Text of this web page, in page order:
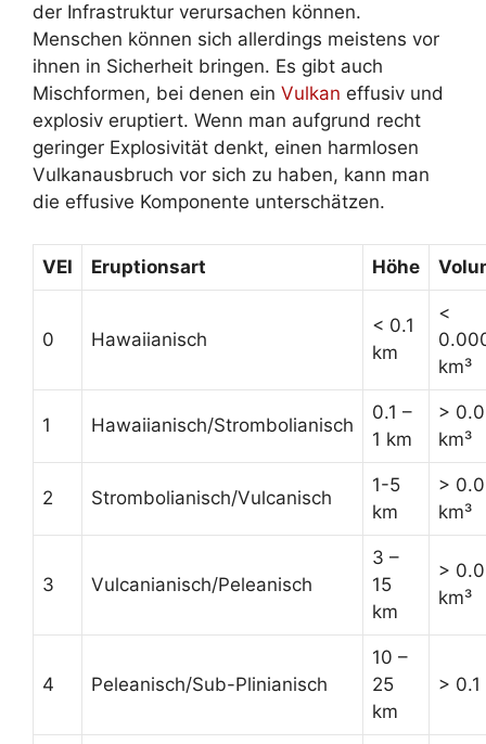
der Infrastruktur verursachen können.
Menschen können sich allerdings meistens vor
ihnen in Sicherheit bringen. Es gibt auch
Mischformen, bei denen ein Vulkan effusiv und
explosiv eruptiert. Wenn man aufgrund recht
geringer Explosivität denkt, einen harmlosen
Vulkanausbruch vor sich zu haben, kann man
die effusive Komponente unterschätzen.
VEI Eruptionsart Höhe
0 Hawaiianisch
< 0.1
km
<
km³
1 Hawaiianisch/Strombolianisch
0.1 –
1 km
>
km³
2 Strombolianisch/Vulcanisch
1-5
km
>
km³
3 Vulcanianisch/Peleanisch
3 –
15
km
>
km³
4 Peleanisch/Sub-Plinianisch
10 –
25
km
> 0.1